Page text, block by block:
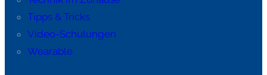
Tipps & Tricks
Video-Schulungen
Wearable